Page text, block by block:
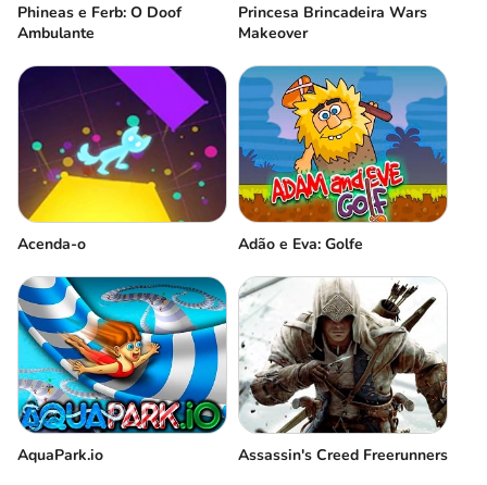
Phineas e Ferb: O Doof
Ambulante
Princesa Brincadeira Wars
Makeover
Acenda-o Adão e Eva: Golfe
AquaPark.io Assassin's Creed Freerunners